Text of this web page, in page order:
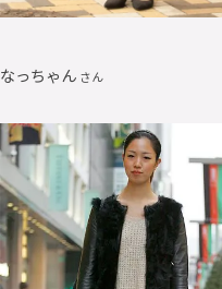
なっちゃん さん